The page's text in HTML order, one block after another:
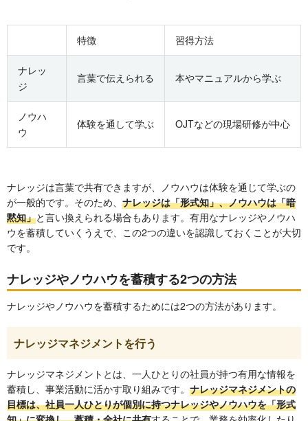
特徴 習得方法
ナレッ
ジ
言葉で伝えられる 本やマニュアルから学ぶ
ノウハ
ウ
体験を通して学ぶ OJTなどの現場研修が中心
ナレッジは言葉で共有できますが、ノウハウは体験を通じて学ぶの
が一般的です。そのため、 ナレッジは「形式知」、ノウハウは「暗
黙知」と言い換えられる場合もあります。有用なナレッジやノウハ
ウを蓄積していくうえで、この2つの違いを認識しておくことが大切
です。
ナレッジやノウハウを蓄積する2つの方法
ナレッジやノウハウを蓄積するためには2つの方法があります。
ナレッジマネジメントを行う
ナレッジマネジメントとは、一人ひとりの社員が持つ有用な情報を
蓄積し、事業活動に活かす取り組みです。 ナレッジマネジメントの
目標は、社員一人ひとりが個別に持つナレッジやノウハウを「形式